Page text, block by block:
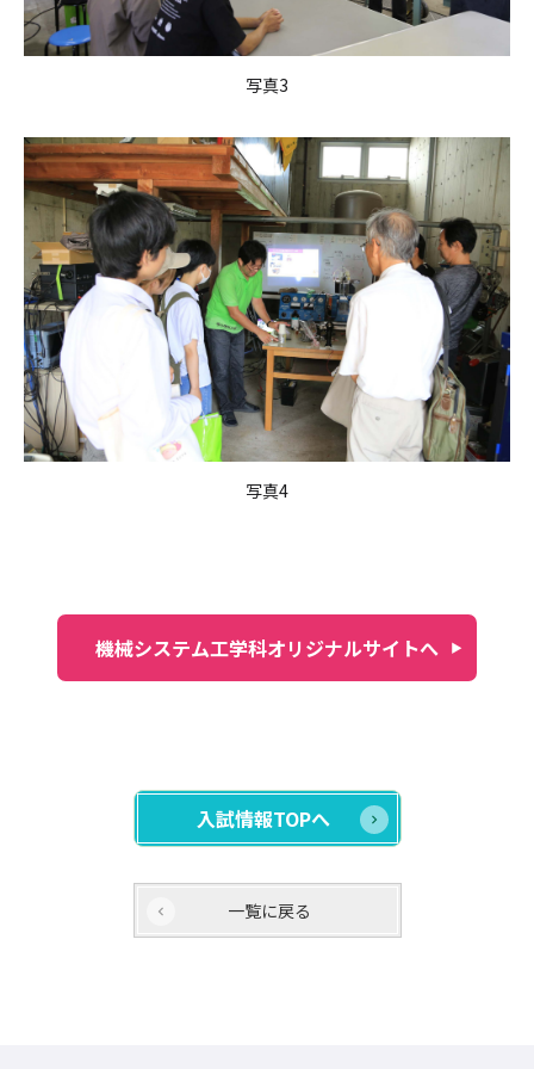
写真3
写真4
機械システム工学科オリジナルサイトへ
入試情報TOPへ
一覧に戻る